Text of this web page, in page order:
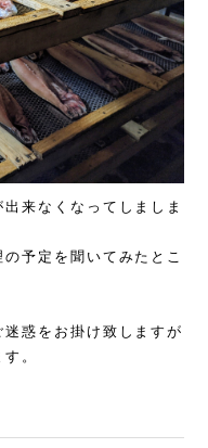
来なくなってしましま
予定を聞いてみたとこ
惑をお掛け致しますが
。